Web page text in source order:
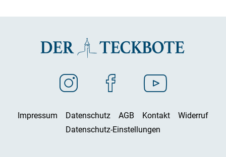
Impressum Datenschutz AGB Kontakt
Widerruf
Datenschutz-Einstellungen